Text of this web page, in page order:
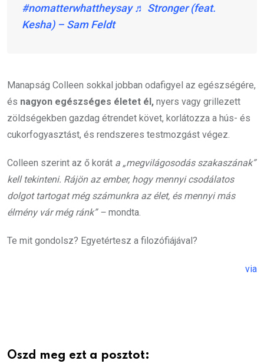
#nomatterwhattheysay ♬ Stronger (feat.
Kesha) – Sam Feldt
Manapság Colleen sokkal jobban odafigyel az egészségére,
és nagyon egészséges életet él, nyers vagy grillezett
zöldségekben gazdag étrendet követ, korlátozza a hús- és
cukorfogyasztást, és rendszeres testmozgást végez.
Colleen szerint az ő korát a „megvilágosodás szakaszának”
kell tekinteni. Rájön az ember, hogy mennyi csodálatos
dolgot tartogat még számunkra az élet, és mennyi más
élmény vár még ránk” – mondta.
Te mit gondolsz? Egyetértesz a filozófiájával?
via
Oszd meg ezt a posztot: